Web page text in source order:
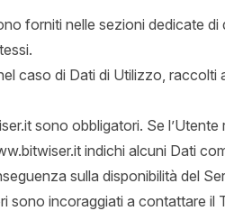
forniti nelle sezioni dedicate
caso di Dati di Utilizzo,
sono obbligatori. Se
indichi alcuni Dati
sulla disponibilità del
sono incoraggiati a contattare il